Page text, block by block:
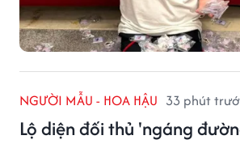
NGƯỜI MẪU - HOA HẬU 33 phút
Lộ diện đối thủ 'ngáng